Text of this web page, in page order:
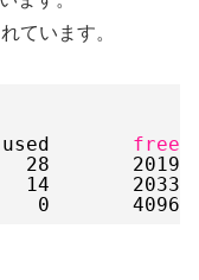
ています。
used free
28       2019
14       2033
0       4096